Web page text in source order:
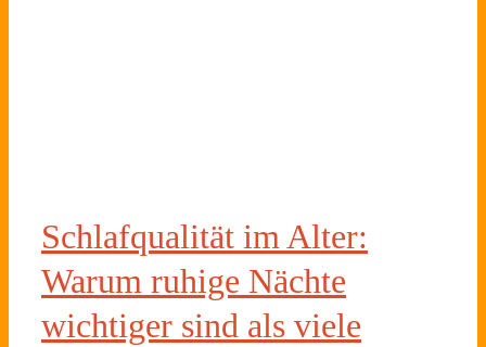
Schlafqualität im Alter:
Warum ruhige Nächte
wichtiger sind als viele